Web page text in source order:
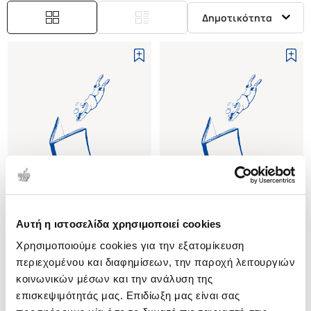
Αυτή η ιστοσελίδα χρησιμοποιεί cookies
Χρησιμοποιούμε cookies για την εξατομίκευση
περιεχομένου και διαφημίσεων, την παροχή λειτουργιών
κοινωνικών μέσων και την ανάλυση της
επισκεψιμότητάς μας. Επιδίωξη μας είναι σας
Δημοτικότητα
(0)
(P/B) MANKON
ARTS HERITAGE AND CULTURE
FROM THE MANKON KINGDOM
CATALOGUE OF THE MANKON
MUSEUM
NOTUE JEAN-PAUL
Κωδ. Πολιτείας:3905-0027
(P/B) BABUNGO: TREASURES
OF THE SCULPTURE KINGS
MEMORY ARTS AND
TECHNIQUES
NOTUE JEAN-PAUL
Κωδ. Πολιτείας:3905-0028